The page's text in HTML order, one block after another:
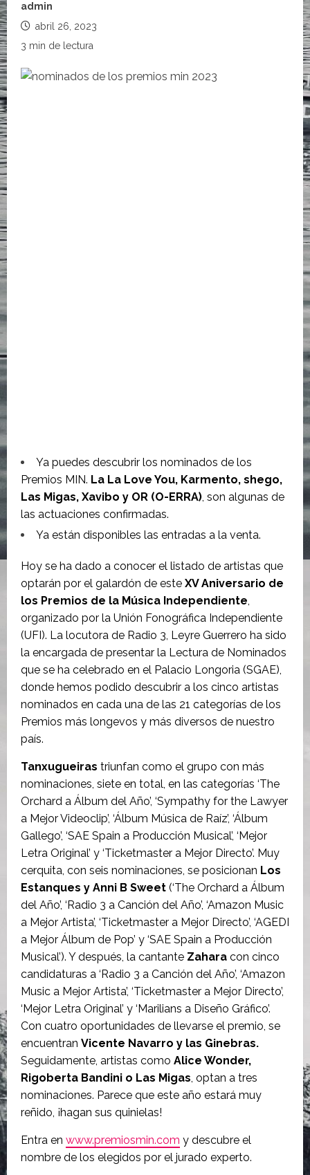
admin
abril 26, 2023
3 min de lectura
Ya puedes descubrir los nominados de los
Premios MIN. La La Love You, Karmento, shego,
Las Migas, Xavibo y OR (O-ERRA), son algunas de
las actuaciones confirmadas.
Ya están disponibles las entradas a la venta.
Hoy se ha dado a conocer el listado de artistas que
optarán por el galardón de este XV Aniversario de
los Premios de la Música Independiente,
organizado por la Unión Fonográfica Independiente
(UFI). La locutora de Radio 3, Leyre Guerrero ha sido
la encargada de presentar la Lectura de Nominados
que se ha celebrado en el Palacio Longoria (SGAE),
donde hemos podido descubrir a los cinco artistas
nominados en cada una de las 21 categorías de los
Premios más longevos y más diversos de nuestro
país.
Tanxugueiras triunfan como el grupo con más
nominaciones, siete en total, en las categorías ‘The
Orchard a Álbum del Año’, ‘Sympathy for the Lawyer
a Mejor Videoclip’, ‘Álbum Música de Raíz’, ‘Álbum
Gallego’, ‘SAE Spain a Producción Musical’, ‘Mejor
Letra Original’ y ‘Ticketmaster a Mejor Directo’. Muy
cerquita, con seis nominaciones, se posicionan Los
Estanques y Anni B Sweet (‘The Orchard a Álbum
del Año’, ‘Radio 3 a Canción del Año’, ‘Amazon Music
a Mejor Artista’, ‘Ticketmaster a Mejor Directo’, ‘AGEDI
a Mejor Álbum de Pop’ y ‘SAE Spain a Producción
Musical’). Y después, la cantante Zahara con cinco
candidaturas a ‘Radio 3 a Canción del Año’, ‘Amazon
Music a Mejor Artista’, ‘Ticketmaster a Mejor Directo’,
‘Mejor Letra Original’ y ‘Marilians a Diseño Gráfico’.
Con cuatro oportunidades de llevarse el premio, se
encuentran Vicente Navarro y las Ginebras.
Seguidamente, artistas como Alice Wonder,
Rigoberta Bandini o Las Migas, optan a tres
nominaciones. Parece que este año estará muy
reñido, ¡hagan sus quinielas!
Entra en www.premiosmin.com y descubre el
nombre de los elegidos por el jurado experto.